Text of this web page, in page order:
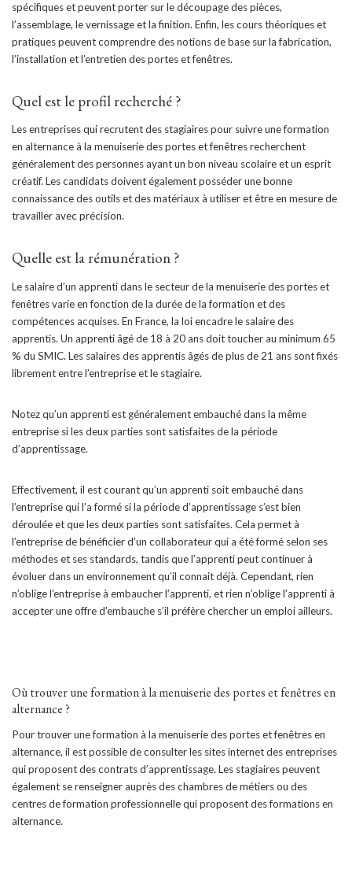
spécifiques et peuvent porter sur le découpage des pièces,
l’assemblage, le vernissage et la finition. Enfin, les cours théoriques et
pratiques peuvent comprendre des notions de base sur la fabrication,
l’installation et l’entretien des portes et fenêtres.
Quel est le profil recherché ?
Les entreprises qui recrutent des stagiaires pour suivre une formation
en alternance à la menuiserie des portes et fenêtres recherchent
généralement des personnes ayant un bon niveau scolaire et un esprit
créatif. Les candidats doivent également posséder une bonne
connaissance des outils et des matériaux à utiliser et être en mesure de
travailler avec précision.
Quelle est la rémunération ?
Le salaire d’un apprenti dans le secteur de la menuiserie des portes et
fenêtres varie en fonction de la durée de la formation et des
compétences acquises. En France, la loi encadre le salaire des
apprentis. Un apprenti âgé de 18 à 20 ans doit toucher au minimum 65
% du SMIC. Les salaires des apprentis âgés de plus de 21 ans sont fixés
librement entre l’entreprise et le stagiaire.
Notez qu’un apprenti est généralement embauché dans la même
entreprise si les deux parties sont satisfaites de la période
d’apprentissage.
Effectivement, il est courant qu’un apprenti soit embauché dans
l’entreprise qui l’a formé si la période d’apprentissage s’est bien
déroulée et que les deux parties sont satisfaites. Cela permet à
l’entreprise de bénéficier d’un collaborateur qui a été formé selon ses
méthodes et ses standards, tandis que l’apprenti peut continuer à
évoluer dans un environnement qu’il connait déjà. Cependant, rien
n’oblige l’entreprise à embaucher l’apprenti, et rien n’oblige l’apprenti à
accepter une offre d’embauche s’il préfère chercher un emploi ailleurs.
Où trouver une formation à la menuiserie des portes et fenêtres en
alternance ?
Pour trouver une formation à la menuiserie des portes et fenêtres en
alternance, il est possible de consulter les sites internet des entreprises
qui proposent des contrats d’apprentissage. Les stagiaires peuvent
également se renseigner auprès des chambres de métiers ou des
centres de formation professionnelle qui proposent des formations en
alternance.